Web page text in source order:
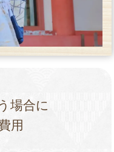
場合に
用